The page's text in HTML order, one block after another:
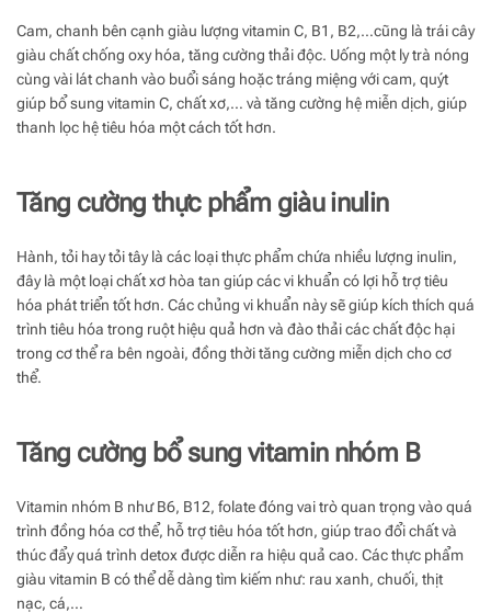
Cam, chanh bên cạnh giàu lượng vitamin C, B1, B2,…cũng là trái cây
giàu chất chống oxy hóa, tăng cường thải độc. Uống một ly trà nóng
cùng vài lát chanh vào buổi sáng hoặc tráng miệng với cam, quýt
giúp bổ sung vitamin C, chất xơ,… và tăng cường hệ miễn dịch, giúp
thanh lọc hệ tiêu hóa một cách tốt hơn.
Tăng cường thực phẩm giàu inulin
Hành, tỏi hay tỏi tây là các loại thực phẩm chứa nhiều lượng inulin,
đây là một loại chất xơ hòa tan giúp các vi khuẩn có lợi hỗ trợ tiêu
hóa phát triển tốt hơn. Các chủng vi khuẩn này sẽ giúp kích thích quá
trình tiêu hóa trong ruột hiệu quả hơn và đào thải các chất độc hại
trong cơ thể ra bên ngoài, đồng thời tăng cường miễn dịch cho cơ
thể.
Tăng cường bổ sung vitamin nhóm B
Vitamin nhóm B như B6, B12, folate đóng vai trò quan trọng vào quá
trình đồng hóa cơ thể, hỗ trợ tiêu hóa tốt hơn, giúp trao đổi chất và
thúc đẩy quá trình detox được diễn ra hiệu quả cao. Các thực phẩm
giàu vitamin B có thể dễ dàng tìm kiếm như: rau xanh, chuối, thịt
nạc, cá,…